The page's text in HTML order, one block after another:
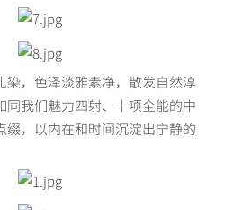
，色泽淡雅素净，散发自然淳
同我们魅力四射、十项全能的中
缀，以内在和时间沉淀出宁静的